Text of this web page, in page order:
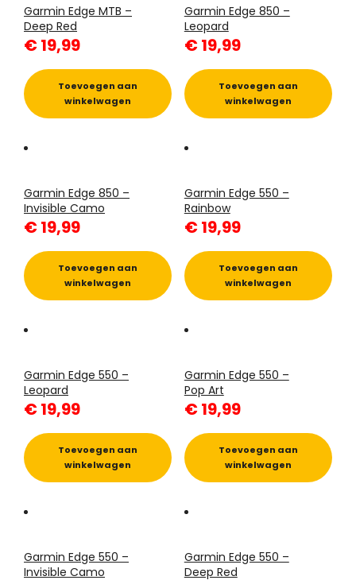
Garmin Edge MTB –
Deep Red
€19,99
Toevoegen aan
winkelwagen
Garmin Edge 850 –
Leopard
€19,99
Toevoegen aan
winkelwagen
Garmin Edge 850 –
Invisible Camo
€19,99
Toevoegen aan
winkelwagen
Garmin Edge 550 –
Rainbow
€19,99
Toevoegen aan
winkelwagen
Garmin Edge 550 –
Leopard
€19,99
Toevoegen aan
winkelwagen
Garmin Edge 550 –
Pop Art
€19,99
Toevoegen aan
winkelwagen
Garmin Edge 550 –
Invisible Camo
Garmin Edge 550 –
Deep Red